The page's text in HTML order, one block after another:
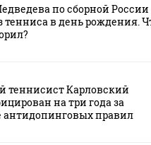
по сборной России
тенниса в день рождения.
теннисист Карловский
на три года за
правил